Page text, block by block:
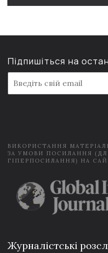
Підпишіться на
m
a
ВИКОРИСТАННЯ
ЗА УМОВИ ПОСИЛАННЯ
ГІПЕРПОСИЛАННЯ) НА
Журналістські